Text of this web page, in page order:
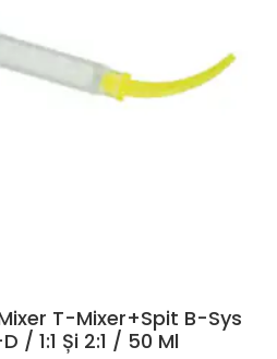
T-Mixer+Spit B-Sys
/ 1:1 Și 2:1 / 50 Ml